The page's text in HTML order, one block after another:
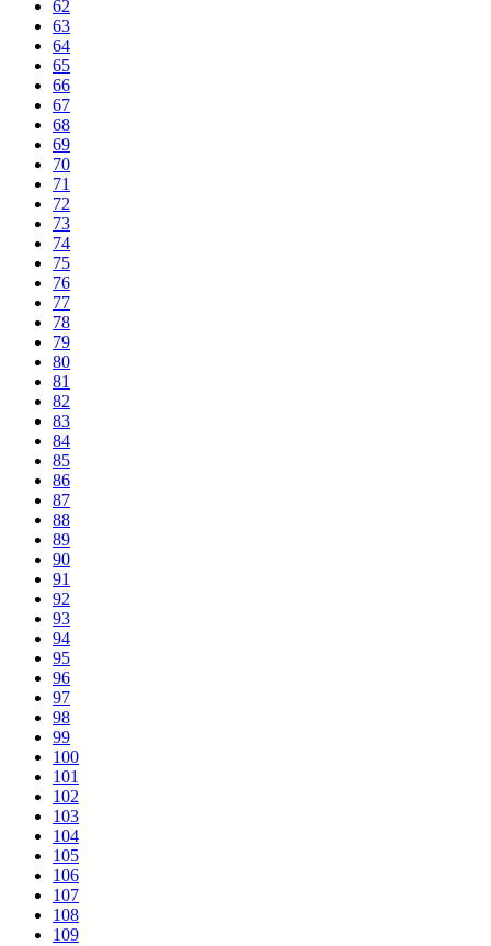
62
63
64
65
66
67
68
69
70
71
72
73
74
75
76
77
78
79
80
81
82
83
84
85
86
87
88
89
90
91
92
93
94
95
96
97
98
99
100
101
102
103
104
105
106
107
108
109